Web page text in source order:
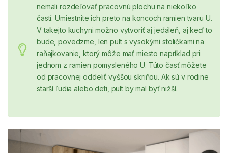
nemali rozdeľovať pracovnú plochu na niekoľko
častí. Umiestnite ich preto na koncoch ramien tvaru U.
V takejto kuchyni možno vytvoriť aj jedáleň, aj keď to
bude, povedzme, len pult s vysokými stoličkami na
raňajkovanie, ktorý môže mať miesto napríklad pri
jednom z ramien pomysleného U. Túto časť môžete
od pracovnej oddeliť vyššou skriňou. Ak sú v rodine
starší ľudia alebo deti, pult by mal byť nižší.